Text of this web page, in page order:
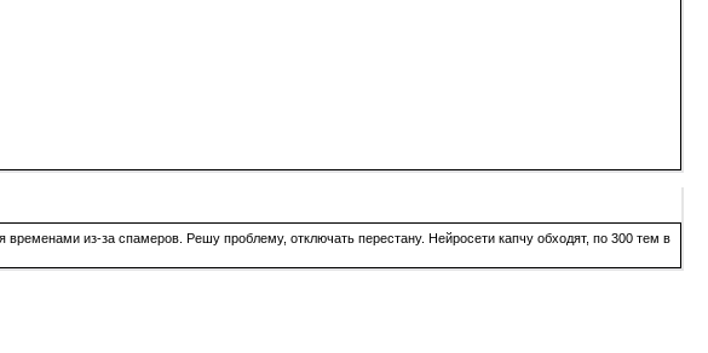
из-за спамеров. Решу проблему, отключать перестану. Нейросети капчу обходят, по 300 тем в